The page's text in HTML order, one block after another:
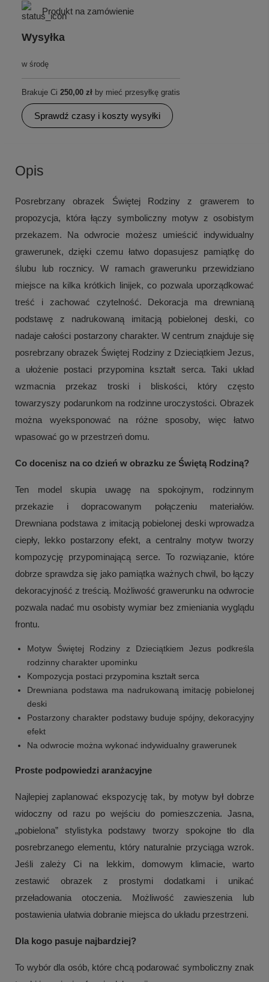
Produkt na zamówienie
Wysyłka
w środę
Brakuje Ci 250,00 zł by mieć przesyłkę gratis
Sprawdź czasy i koszty wysyłki
Opis
Posrebrzany obrazek Świętej Rodziny z grawerem to
propozycja, która łączy symboliczny motyw z osobistym
przekazem. Na odwrocie możesz umieścić indywidualny
grawerunek, dzięki czemu łatwo dopasujesz pamiątkę do
ślubu lub rocznicy. W ramach grawerunku przewidziano
miejsce na kilka krótkich linijek, co pozwala uporządkować
treść i zachować czytelność. Dekoracja ma drewnianą
podstawę z nadrukowaną imitacją pobielonej deski, co
nadaje całości postarzony charakter. W centrum znajduje się
posrebrzany obrazek Świętej Rodziny z Dzieciątkiem Jezus,
a ułożenie postaci przypomina kształt serca. Taki układ
wzmacnia przekaz troski i bliskości, który często
towarzyszy podarunkom na rodzinne uroczystości. Obrazek
można wyeksponować na różne sposoby, więc łatwo
wpasować go w przestrzeń domu.
Co docenisz na co dzień w obrazku ze Świętą Rodziną?
Ten model skupia uwagę na spokojnym, rodzinnym
przekazie i dopracowanym połączeniu materiałów.
Drewniana podstawa z imitacją pobielonej deski wprowadza
ciepły, lekko postarzony efekt, a centralny motyw tworzy
kompozycję przypominającą serce. To rozwiązanie, które
dobrze sprawdza się jako pamiątka ważnych chwil, bo łączy
dekoracyjność z treścią. Możliwość grawerunku na odwrocie
pozwala nadać mu osobisty wymiar bez zmieniania wyglądu
frontu.
Motyw Świętej Rodziny z Dzieciątkiem Jezus podkreśla
rodzinny charakter upominku
Kompozycja postaci przypomina kształt serca
Drewniana podstawa ma nadrukowaną imitację pobielonej
deski
Postarzony charakter podstawy buduje spójny, dekoracyjny
efekt
Na odwrocie można wykonać indywidualny grawerunek
Proste podpowiedzi aranżacyjne
Najlepiej zaplanować ekspozycję tak, by motyw był dobrze
widoczny od razu po wejściu do pomieszczenia. Jasna,
„pobielona” stylistyka podstawy tworzy spokojne tło dla
posrebrzanego elementu, który naturalnie przyciąga wzrok.
Jeśli zależy Ci na lekkim, domowym klimacie, warto
zestawić obrazek z prostymi dodatkami i unikać
przeładowania otoczenia. Możliwość zawieszenia lub
postawienia ułatwia dobranie miejsca do układu przestrzeni.
Dla kogo pasuje najbardziej?
To wybór dla osób, które chcą podarować symboliczny znak